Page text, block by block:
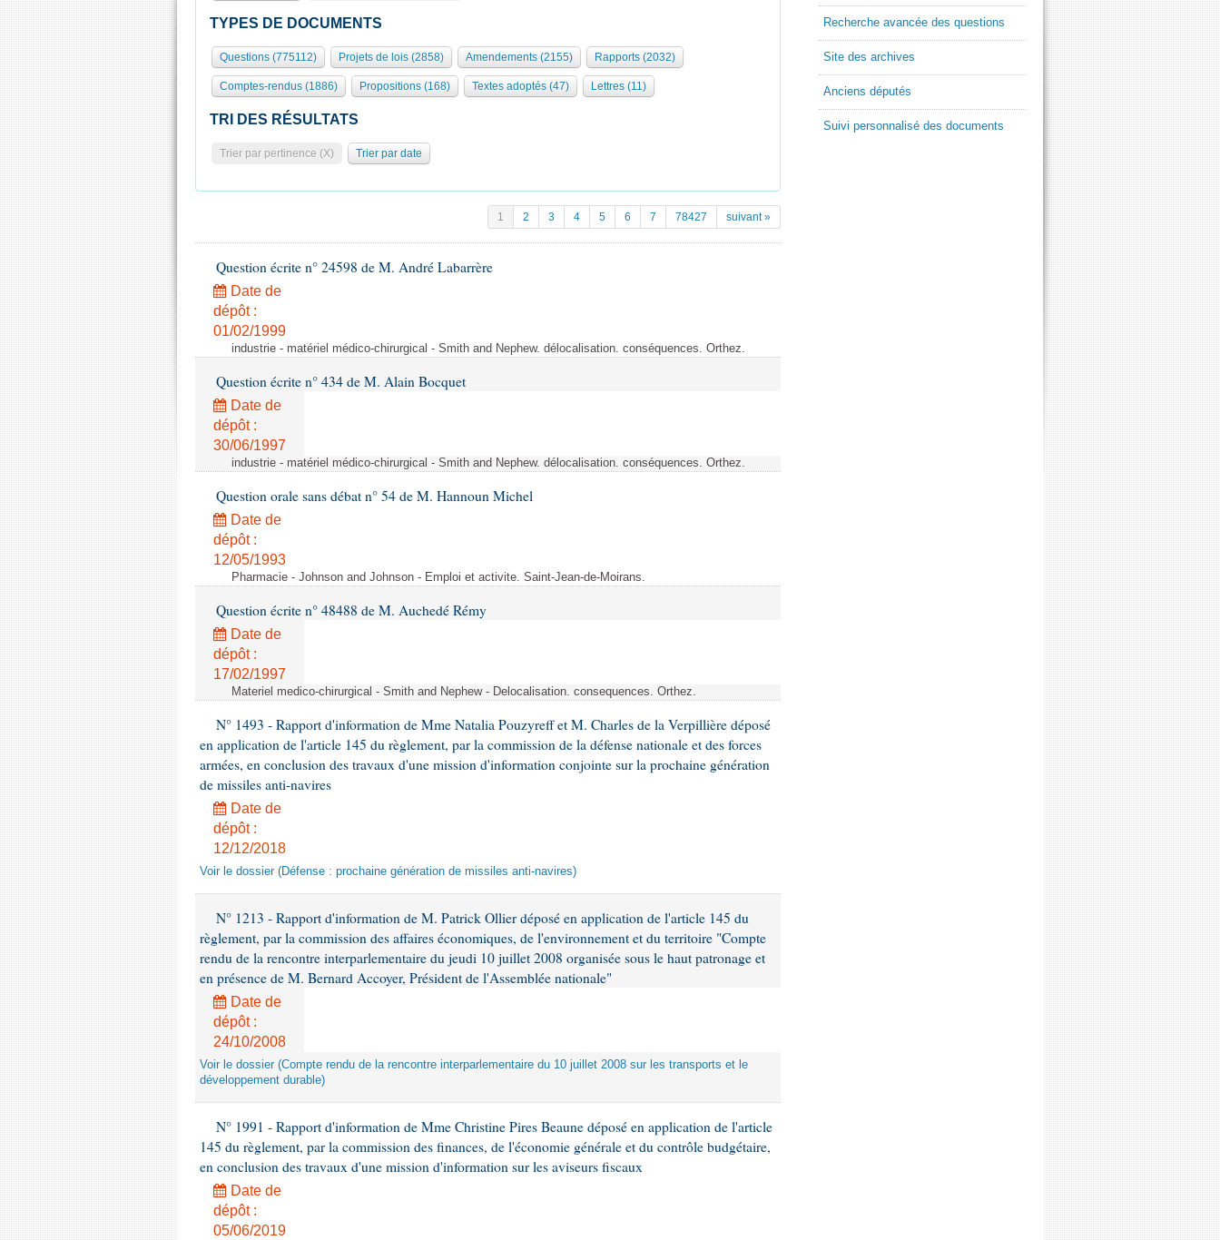
TYPES DE DOCUMENTS
Questions (775112) Projets de lois (2858) Amendements (2155) Rapports (2032)
Comptes-rendus (1886) Propositions (168) Textes adoptés (47) Lettres (11)
TRI DES RÉSULTATS
Trier par pertinence (X) Trier par date
1 2 3 4 5 6 7 78427 suivant »
Question écrite n° 24598 de M. André Labarrère
Date de
dépôt :
01/02/1999
industrie - matériel médico-chirurgical - Smith and Nephew. délocalisation. conséquences. Orthez.
Question écrite n° 434 de M. Alain Bocquet
Date de
dépôt :
30/06/1997
industrie - matériel médico-chirurgical - Smith and Nephew. délocalisation. conséquences. Orthez.
Question orale sans débat n° 54 de M. Hannoun Michel
Date de
dépôt :
12/05/1993
Pharmacie - Johnson and Johnson - Emploi et activite. Saint-Jean-de-Moirans.
Question écrite n° 48488 de M. Auchedé Rémy
Date de
dépôt :
17/02/1997
Materiel medico-chirurgical - Smith and Nephew - Delocalisation. consequences. Orthez.
N° 1493 - Rapport d'information de Mme Natalia Pouzyreff et M. Charles de la Verpillière déposé
en application de l'article 145 du règlement, par la commission de la défense nationale et des forces
armées, en conclusion des travaux d'une mission d'information conjointe sur la prochaine génération
de missiles anti-navires
Date de
dépôt :
12/12/2018
Voir le dossier (Défense : prochaine génération de missiles anti-navires)
N° 1213 - Rapport d'information de M. Patrick Ollier déposé en application de l'article 145 du
règlement, par la commission des affaires économiques, de l'environnement et du territoire "Compte
rendu de la rencontre interparlementaire du jeudi 10 juillet 2008 organisée sous le haut patronage et
en présence de M. Bernard Accoyer, Président de l'Assemblée nationale"
Date de
dépôt :
24/10/2008
Voir le dossier (Compte rendu de la rencontre interparlementaire du 10 juillet 2008 sur les transports et le
développement durable)
N° 1991 - Rapport d'information de Mme Christine Pires Beaune déposé en application de l'article
145 du règlement, par la commission des finances, de l'économie générale et du contrôle budgétaire,
en conclusion des travaux d'une mission d'information sur les aviseurs fiscaux
Date de
dépôt :
05/06/2019
Recherche avancée des questions
Site des archives
Anciens députés
Suivi personnalisé des documents